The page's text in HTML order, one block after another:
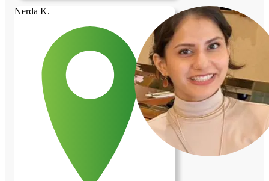
professeur bénévole, ce qui me permet de
partager mes compétences et d'apporter
mon aide de différentes manières. Je peux
vous assister avec le ménage, les courses,
la cuisine (je suis végétarien), l'aide aux
devoirs jusqu'à la classe de terminale, ainsi
que dans des activités de jardinage ou
d'écoute. De plus, je pratique la harpe et le
karaté, et je suis bilingue en anglais. Je
serais ravi de mettre mes compétences à
votre service tout en bénéficiant d'un
cadre de vie chaleureux et convivial.
Merci de votre attention, et au plaisir
d'échanger avec vous !
Nerda K.